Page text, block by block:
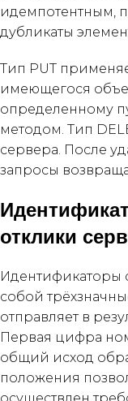
идемпотентным,
дубликаты
Тип PUT
имеющегося
определенному
методом. Тип
сервера. После
запросы
отклики
Идентификаторы
собой
отправляет в
Первая цифра
общий исход
положения